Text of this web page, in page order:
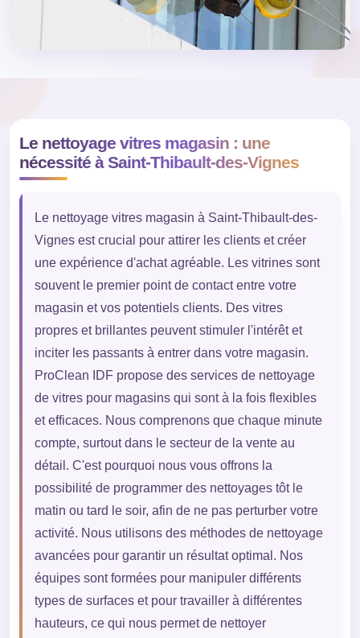
Le nettoyage vitres magasin : une
nécessité à Saint-Thibault-des-Vignes
Le nettoyage vitres magasin à Saint-Thibault-des-
Vignes est crucial pour attirer les clients et créer
une expérience d'achat agréable. Les vitrines sont
souvent le premier point de contact entre votre
magasin et vos potentiels clients. Des vitres
propres et brillantes peuvent stimuler l'intérêt et
inciter les passants à entrer dans votre magasin.
ProClean IDF propose des services de nettoyage
de vitres pour magasins qui sont à la fois flexibles
et efficaces. Nous comprenons que chaque minute
compte, surtout dans le secteur de la vente au
détail. C'est pourquoi nous vous offrons la
possibilité de programmer des nettoyages tôt le
matin ou tard le soir, afin de ne pas perturber votre
activité. Nous utilisons des méthodes de nettoyage
avancées pour garantir un résultat optimal. Nos
équipes sont formées pour manipuler différents
types de surfaces et pour travailler à différentes
hauteurs, ce qui nous permet de nettoyer